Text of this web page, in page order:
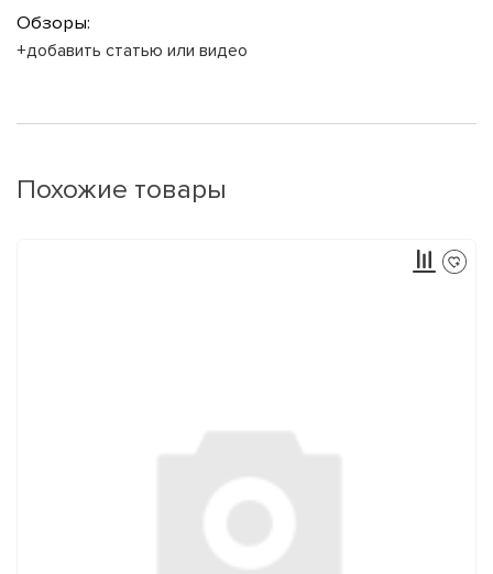
Обзоры:
+добавить статью или видео
Похожие товары